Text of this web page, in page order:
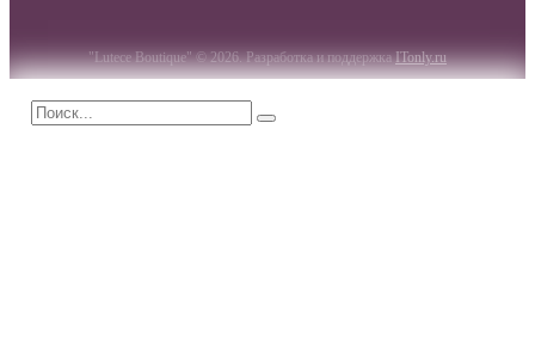
"Lutece Boutique" © 2026. Разработка и поддержкаITonly.ru